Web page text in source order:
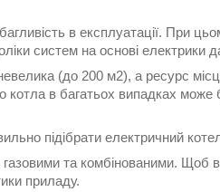
в експлуатації. При
систем на основі електрики
(до 200 м2), а ресурс
котла в багатьох випадках
підібрати електричний
та комбінованими. Щоб
приладу.